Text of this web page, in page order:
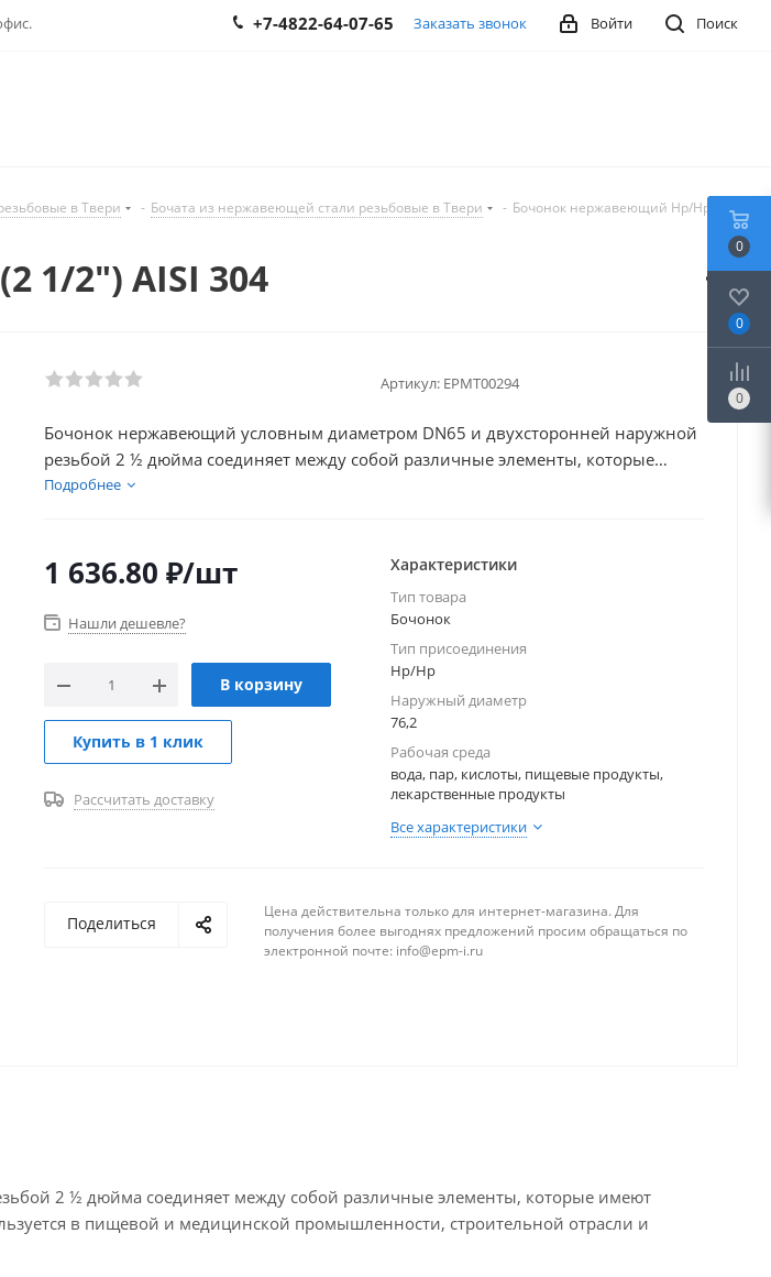
Поиск
Войти
+7-4822-64-07-65 Заказать звонок
в Твери - Бочата из нержавеющей стали резьбовые в Твери - Бочонок нержавеющий Нр/Нр
1/2") AISI 304
Артикул: EPMT00294
Бочонок нержавеющий условным диаметром DN65 и двухсторонней наружной
резьбой 2 ½ дюйма соединяет между собой различные элементы, которые
имеют внутреннюю резьбу на входе и выходе. Выполнен из стали AISI 304.
Подробнее
1 636.80 ₽/шт
Нашли дешевле?
В корзину
Купить в 1 клик
Рассчитать доставку
Характеристики
Тип товара
Бочонок
Тип присоединения
Нр/Нр
Наружный диаметр
76,2
Рабочая среда
вода, пар, кислоты, пищевые продукты,
лекарственные продукты
Все характеристики
Поделиться
Цена действительна только для интернет-магазина. Для
получения более выгоднях предложений просим обращаться по
электронной почте: info@epm-i.ru
2 ½ дюйма соединяет между собой различные элементы, которые имеют
в пищевой и медицинской промышленности, строительной отрасли и
0
0
0